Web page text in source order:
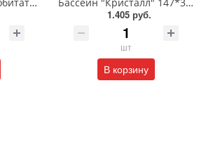
1.405 руб.
шт
В корзину